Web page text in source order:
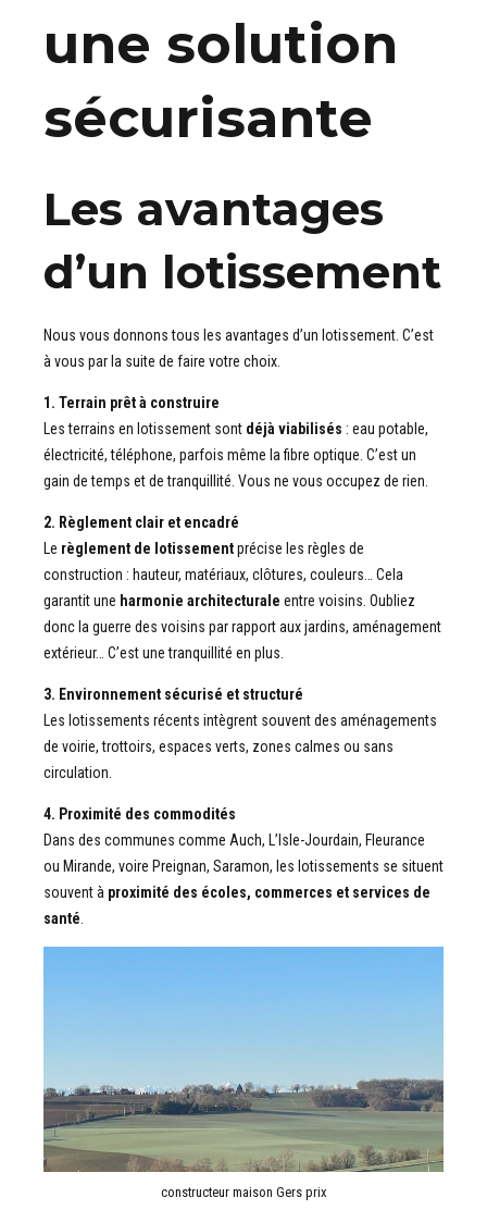
une solution
sécurisante
Les avantages
d’un lotissement
Nous vous donnons tous les avantages d’un lotissement. C’est
à vous par la suite de faire votre choix.
1. Terrain prêt à construire
Les terrains en lotissement sont déjà viabilisés : eau potable,
électricité, téléphone, parfois même la fibre optique. C’est un
gain de temps et de tranquillité. Vous ne vous occupez de rien.
2. Règlement clair et encadré
Le règlement de lotissementprécise les règles de
construction : hauteur, matériaux, clôtures, couleurs… Cela
garantit une harmonie architecturale entre voisins. Oubliez
donc la guerre des voisins par rapport aux jardins, aménagement
extérieur… C’est une tranquillité en plus.
3. Environnement sécurisé et structuré
Les lotissements récents intègrent souvent des aménagements
de voirie, trottoirs, espaces verts, zones calmes ou sans
circulation.
4. Proximité des commodités
Dans des communes comme Auch, L’Isle-Jourdain, Fleurance
ou Mirande, voire Preignan, Saramon, les lotissements se situent
souvent à proximité des écoles, commerces et services de
santé
constructeur maison Gers prix